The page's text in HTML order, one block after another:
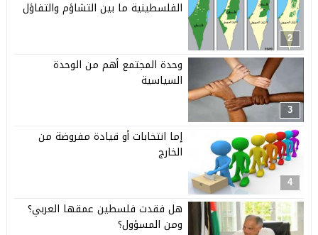
2
الفلسطينية ما بين التشاؤم والتفاؤل
3
وحدة المجتمع أهم من الوحدة
السياسية
4
إما انتخابات أو قيادة مفروضة من
الخارج
هل فقدت فلسطين عمقها العربي؟
ومن المسؤول؟